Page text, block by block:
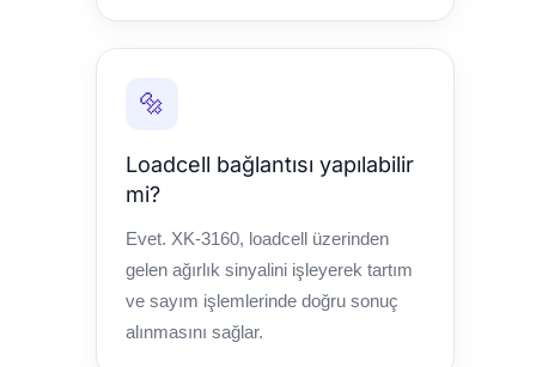
🔩
Loadcell bağlantısı yapılabilir
mi?
Evet. XK-3160, loadcell üzerinden
gelen ağırlık sinyalini işleyerek tartım
ve sayım işlemlerinde doğru sonuç
alınmasını sağlar.